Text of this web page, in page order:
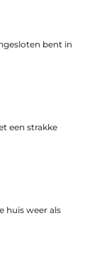
bent in
een strakke
huis weer als